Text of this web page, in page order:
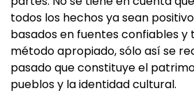
todos los hechos ya sean
basados en fuentes confiables
método apropiado, sólo así se
pasado que constituye el
pueblos y la identidad cultural.